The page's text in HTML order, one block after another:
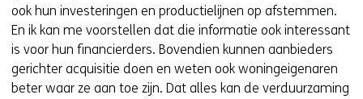
ook hun investeringen en productielijnen op afstemmen.
En ik kan me voorstellen dat die informatie ook interessant
is voor hun financierders. Bovendien kunnen aanbieders
gerichter acquisitie doen en weten ook woningeigenaren
beter waar ze aan toe zijn. Dat alles kan de verduurzaming